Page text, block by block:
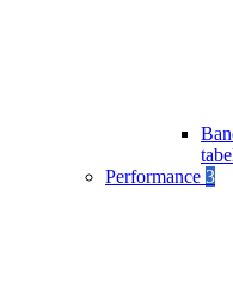
Performance 3